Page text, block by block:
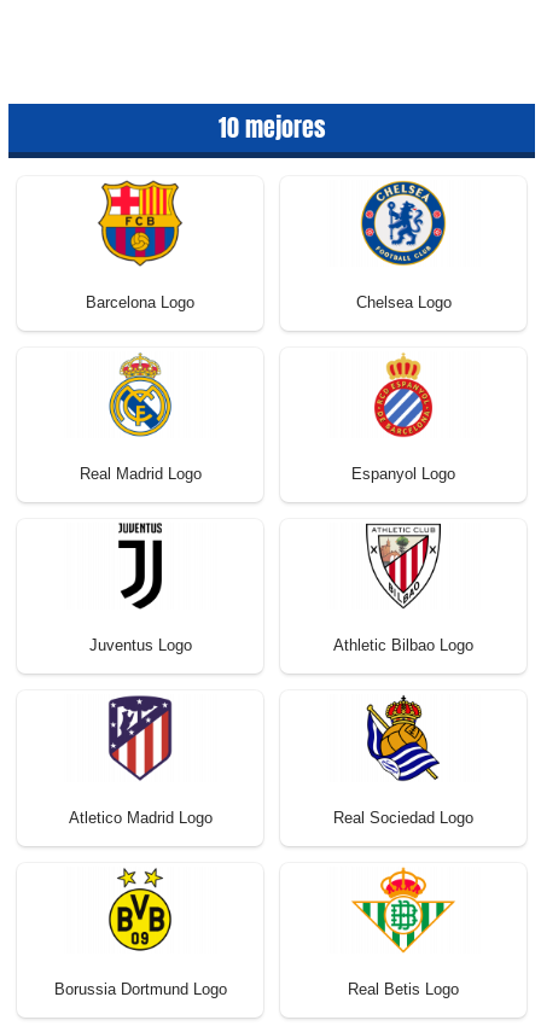
10 mejores
Barcelona Logo Chelsea Logo
Real Madrid Logo Espanyol Logo
Juventus Logo Athletic Bilbao Logo
Atletico Madrid Logo Real Sociedad Logo
Borussia Dortmund Logo Real Betis Logo